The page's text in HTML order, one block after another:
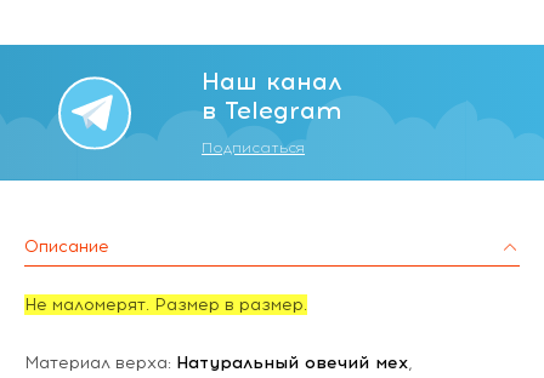
Наш канал
в Telegram
Подписаться
Описание
Не маломерят. Размер в размер.
Материал верха: Натуральный овечий мех,